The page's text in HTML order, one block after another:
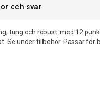
och svar
tung och robust med 12
Se under tillbehör. Passar för